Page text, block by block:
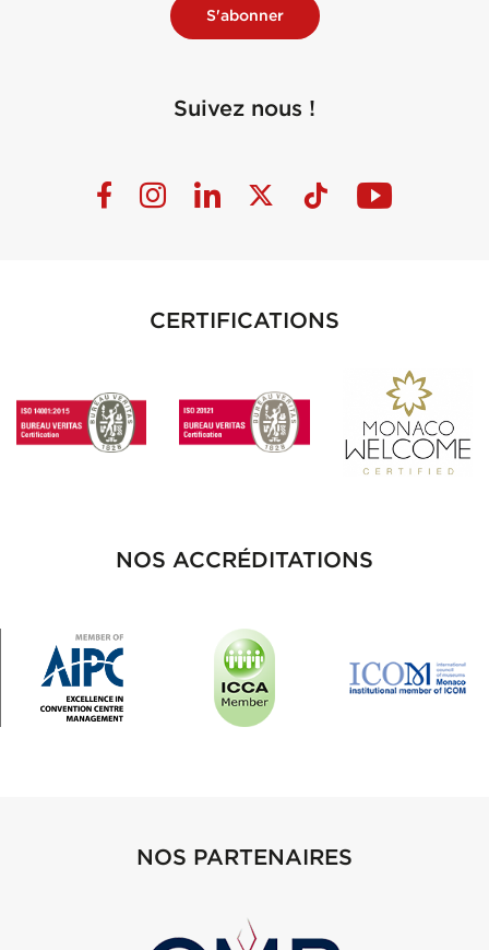
S'abonner
Suivez nous !
CERTIFICATIONS
NOS ACCRÉDITATIONS
NOS PARTENAIRES